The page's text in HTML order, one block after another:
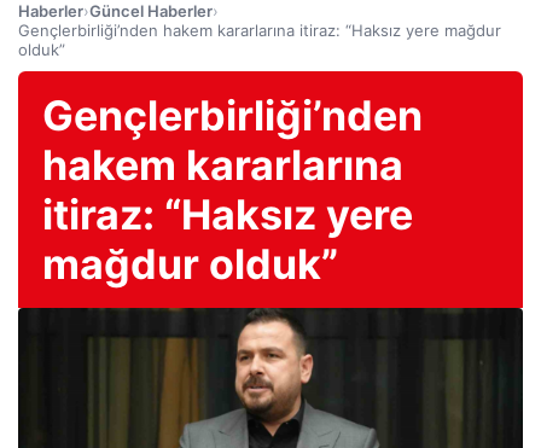
Haberler›Güncel Haberler›
Gençlerbirliği’nden hakem kararlarına itiraz: “Haksız yere mağdur
olduk”
Gençlerbirliği’nden
hakem kararlarına
itiraz: “Haksız yere
mağdur olduk”